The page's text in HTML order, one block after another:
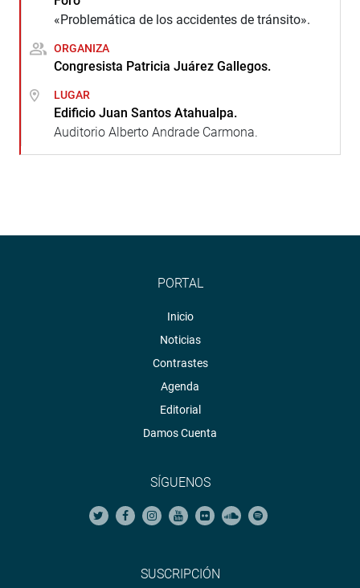
«Problemática de los accidentes de tránsito».
ORGANIZA
Congresista Patricia Juárez Gallegos.
LUGAR
Edificio Juan Santos Atahualpa.
Auditorio Alberto Andrade Carmona.
PORTAL
Inicio
Noticias
Contrastes
Agenda
Editorial
Damos Cuenta
SÍGUENOS
SUSCRIPCIÓN